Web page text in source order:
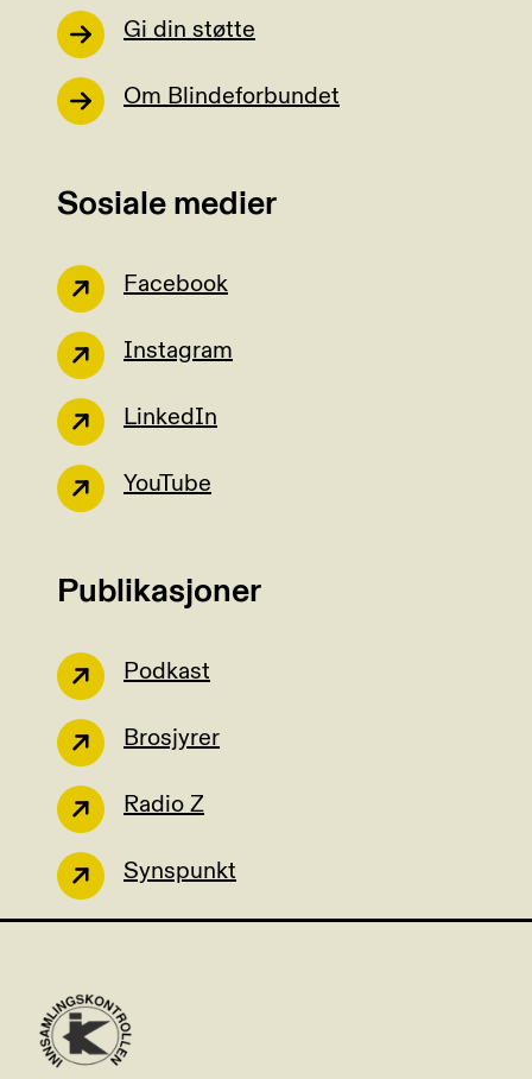
Gi din støtte
Om Blindeforbundet
Sosiale medier
Facebook
Instagram
LinkedIn
YouTube
Publikasjoner
Podkast
Brosjyrer
Radio Z
Synspunkt